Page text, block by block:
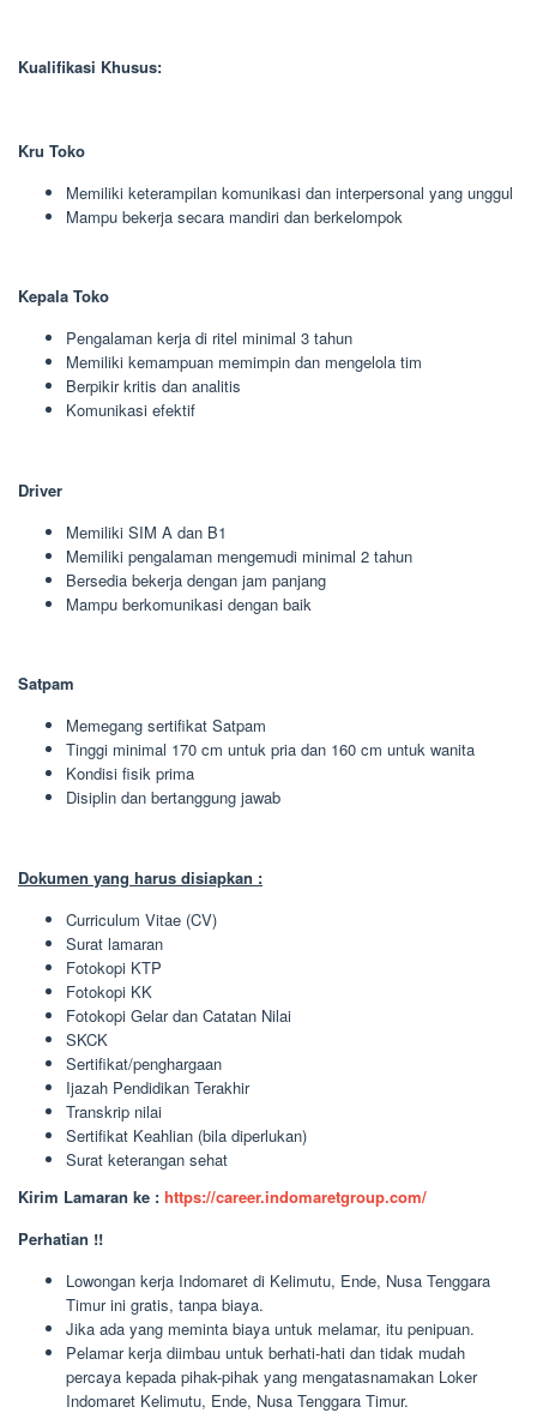
Kualifikasi Khusus:
Kru Toko
Memiliki keterampilan komunikasi dan interpersonal yang unggul
Mampu bekerja secara mandiri dan berkelompok
Kepala Toko
Pengalaman kerja di ritel minimal 3 tahun
Memiliki kemampuan memimpin dan mengelola tim
Berpikir kritis dan analitis
Komunikasi efektif
Driver
Memiliki SIM A dan B1
Memiliki pengalaman mengemudi minimal 2 tahun
Bersedia bekerja dengan jam panjang
Mampu berkomunikasi dengan baik
Satpam
Memegang sertifikat Satpam
Tinggi minimal 170 cm untuk pria dan 160 cm untuk wanita
Kondisi fisik prima
Disiplin dan bertanggung jawab
Dokumen yang harus disiapkan :
Curriculum Vitae (CV)
Surat lamaran
Fotokopi KTP
Fotokopi KK
Fotokopi Gelar dan Catatan Nilai
SKCK
Sertifikat/penghargaan
Ijazah Pendidikan Terakhir
Transkrip nilai
Sertifikat Keahlian (bila diperlukan)
Surat keterangan sehat
Kirim Lamaran ke : https://career.indomaretgroup.com/
Perhatian !!
Lowongan kerja Indomaret di Kelimutu, Ende, Nusa Tenggara
Timur ini gratis, tanpa biaya.
Jika ada yang meminta biaya untuk melamar, itu penipuan.
Pelamar kerja diimbau untuk berhati-hati dan tidak mudah
percaya kepada pihak-pihak yang mengatasnamakan Loker
Indomaret Kelimutu, Ende, Nusa Tenggara Timur.